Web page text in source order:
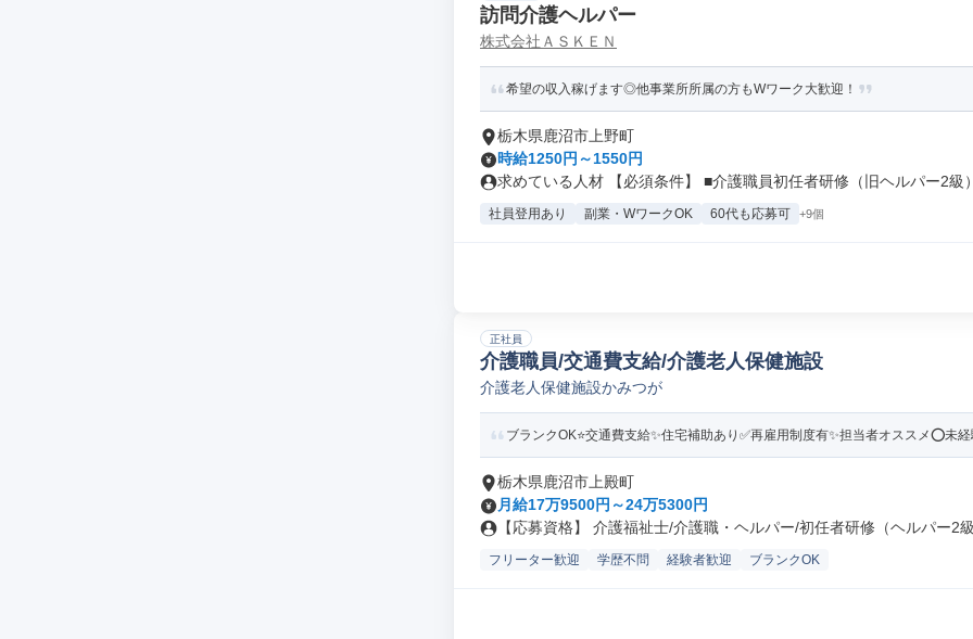
訪問介護ヘルパー
株式会社ＡＳＫＥＮ
希望の収入稼げます◎他事業所所属の方もWワーク大歓迎！
栃木県鹿沼市上野町
時給1250円～1550円
求めている人材 【必須条件】 ■介護職員初任者研修（旧ヘルパー2級
社員登用あり 副業・WワークOK 60代も応募可 +9個
正社員
介護職員/交通費支給/介護老人保健施設
介護老人保健施設かみつが
ブランクOK⭐️交通費支給✨住宅補助あり✅️再雇用制度有✨担当者オススメ⭕️未
栃木県鹿沼市上殿町
月給17万9500円～24万5300円
【応募資格】 介護福祉士/介護職・ヘルパー/初任者研修（ヘルパー2
フリーター歓迎 学歴不問 経験者歓迎 ブランクOK